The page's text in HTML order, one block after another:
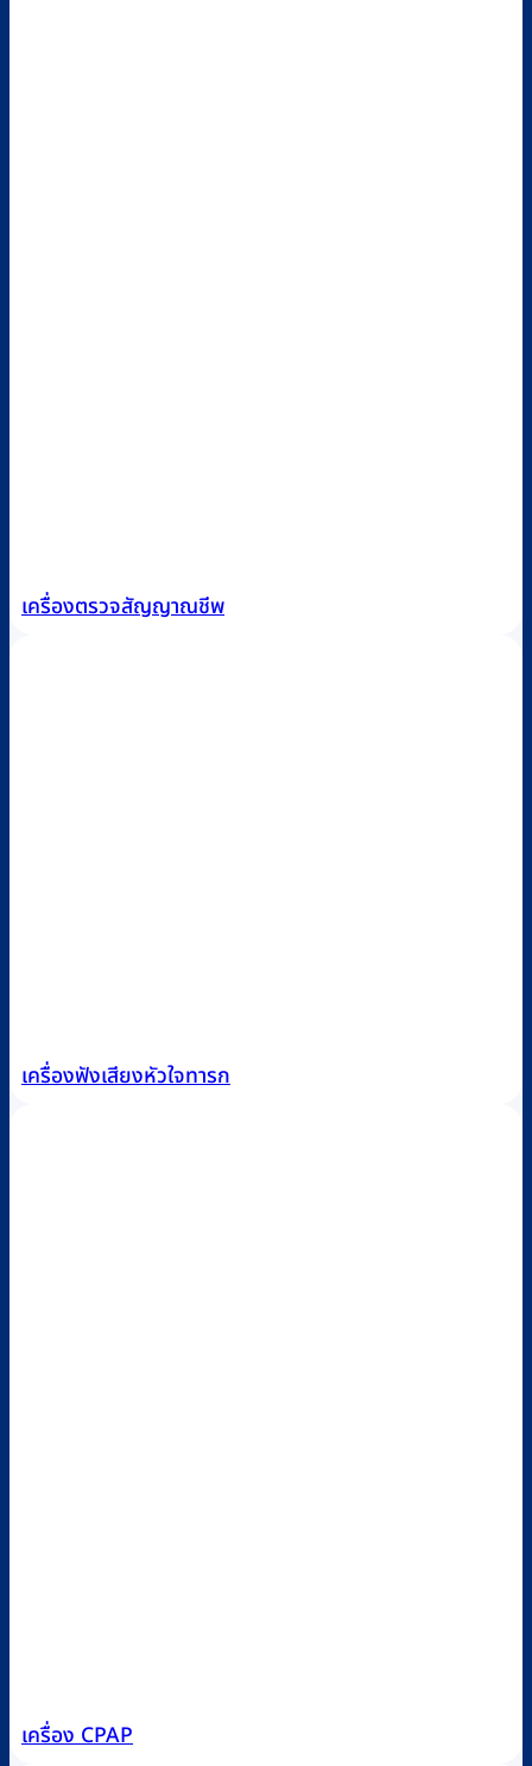
เครื่องตรวจสัญญาณชีพ
เครื่องฟังเสียงหัวใจทารก
เครื่อง CPAP